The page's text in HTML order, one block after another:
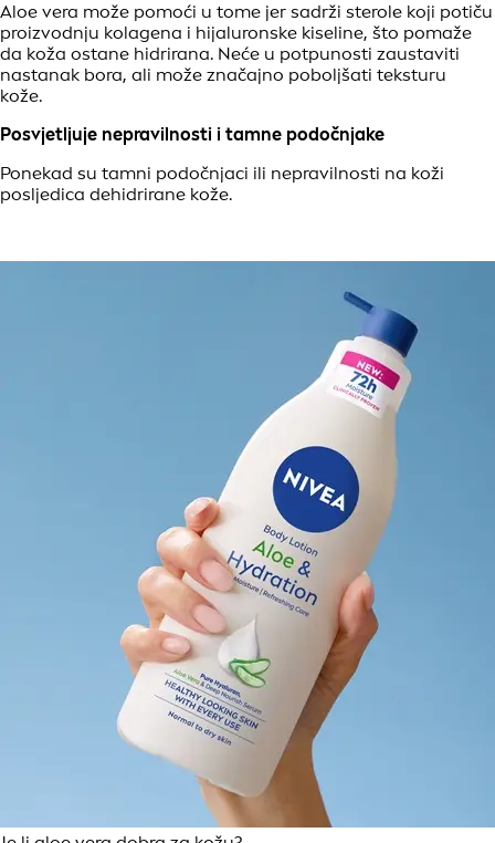
Aloe vera može pomoći u tome jer sadrži sterole koji potiču
proizvodnju kolagena i hijaluronske kiseline, što pomaže
da koža ostane hidrirana. Neće u potpunosti zaustaviti
nastanak bora, ali može značajno poboljšati teksturu
kože.
Posvjetljuje nepravilnosti i tamne podočnjake
Ponekad su tamni podočnjaci ili nepravilnosti na koži
posljedica dehidrirane kože.